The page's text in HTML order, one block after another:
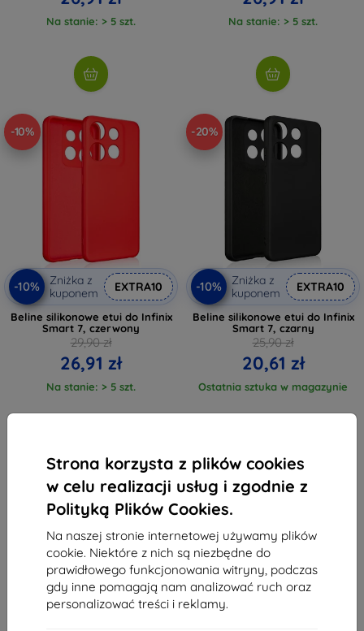
Strona korzysta z plików cookies
w celu realizacji usług i zgodnie z
Polityką Plików Cookies.
Na naszej stronie internetowej używamy plików
cookie. Niektóre z nich są niezbędne do
prawidłowego funkcjonowania witryny, podczas
gdy inne pomagają nam analizować ruch oraz
personalizować treści i reklamy.
Na stanie: > 5 szt. Na stanie: > 5 szt.
-10%
-10%
Zniżka z
kuponem
EXTRA10
Beline silikonowe etui do Infinix
Smart 7, czerwony
29,90 zł
26,91 zł
Na stanie: > 5 szt.
-20%
-10%
Zniżka z
kuponem
EXTRA10
Beline silikonowe etui do Infinix
Smart 7, czarny
25,90 zł
20,61 zł
Ostatnia sztuka w magazynie
z całkowego 4.